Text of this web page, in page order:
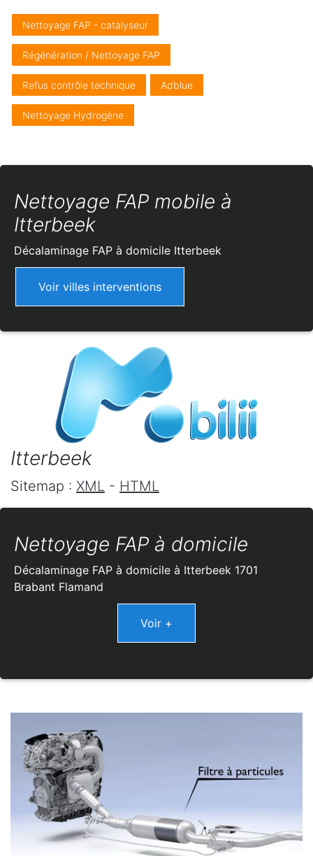
Nettoyage FAP - catalyseur
Régénération / Nettoyage FAP
Refus contrôle technique Adblue
Nettoyage Hydrogène
Nettoyage FAP mobile à
Itterbeek
Décalaminage FAP à domicile Itterbeek
Voir villes interventions
Itterbeek
Sitemap : XML - HTML
Nettoyage FAP à domicile
Décalaminage FAP à domicile à Itterbeek 1701
Brabant Flamand
Voir +